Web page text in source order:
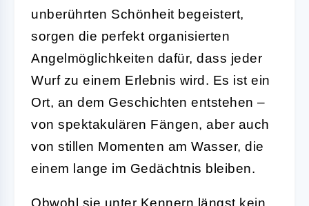
unberührten Schönheit begeistert,
sorgen die perfekt organisierten
Angelmöglichkeiten dafür, dass jeder
Wurf zu einem Erlebnis wird. Es ist ein
Ort, an dem Geschichten entstehen –
von spektakulären Fängen, aber auch
von stillen Momenten am Wasser, die
einem lange im Gedächtnis bleiben.
Obwohl sie unter Kennern längst kein